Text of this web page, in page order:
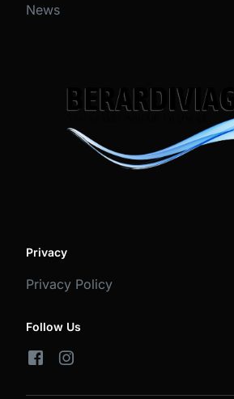
News
Privacy
Privacy Policy
Follow Us